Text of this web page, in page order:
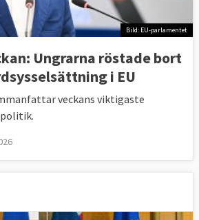
Bild: EU-parlamentet
Ungrarna röstade bort
i EU
veckans viktigaste